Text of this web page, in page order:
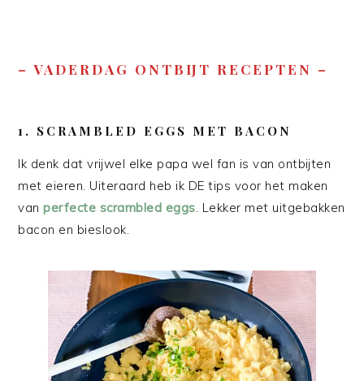
– VADERDAG ONTBIJT RECEPTEN –
1. SCRAMBLED EGGS MET BACON
Ik denk dat vrijwel elke papa wel fan is van ontbijten
met eieren. Uiteraard heb ik DE tips voor het maken
van perfecte scrambled eggs. Lekker met uitgebakken
bacon en bieslook.